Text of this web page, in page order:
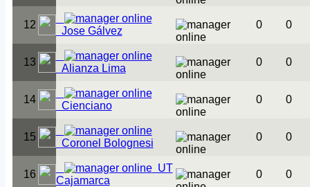
12
Jose Gálvez
0 0
13
Alianza Lima
0 0
14
Cienciano
0 0
15
Coronel Bolognesi
0 0
16
UT
Cajamarca
0 0